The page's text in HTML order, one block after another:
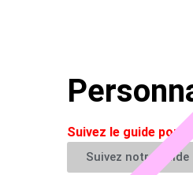
Suivez le guide
Suivez notre guide